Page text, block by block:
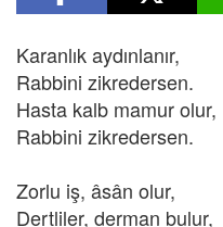
Karanlık aydınlanır,
Rabbini zikredersen.
Hasta kalb mamur olur,
Rabbini zikredersen.
Zorlu iş, âsân olur,
Dertliler, derman bulur,